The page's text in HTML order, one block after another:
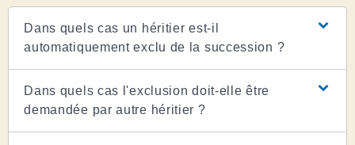
Dans quels cas un héritier est-il
automatiquement exclu de la succession ?
Dans quels cas l'exclusion doit-elle être
demandée par autre héritier ?